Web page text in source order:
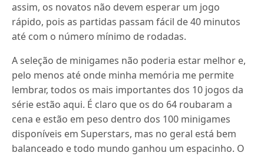
assim, os novatos não devem esperar um jogo
rápido, pois as partidas passam fácil de 40 minutos
até com o número mínimo de rodadas.
A seleção de minigames não poderia estar melhor e,
pelo menos até onde minha memória me permite
lembrar, todos os mais importantes dos 10 jogos da
série estão aqui. É claro que os do 64 roubaram a
cena e estão em peso dentro dos 100 minigames
disponíveis em Superstars, mas no geral está bem
balanceado e todo mundo ganhou um espacinho. O